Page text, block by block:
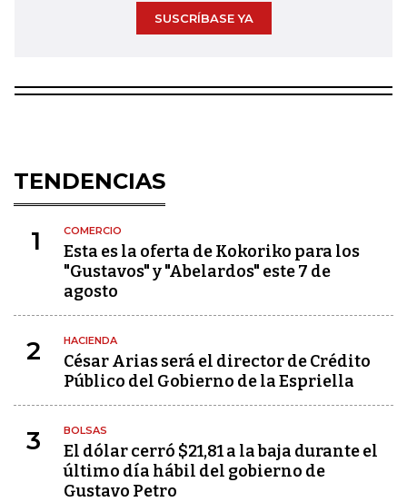
SUSCRÍBASE YA
TENDENCIAS
1 COMERCIO
Esta es la oferta de Kokoriko para los
"Gustavos" y "Abelardos" este 7 de
agosto
2 HACIENDA
César Arias será el director de Crédito
Público del Gobierno de la Espriella
3 BOLSAS
El dólar cerró $21,81 a la baja durante el
último día hábil del gobierno de
Gustavo Petro